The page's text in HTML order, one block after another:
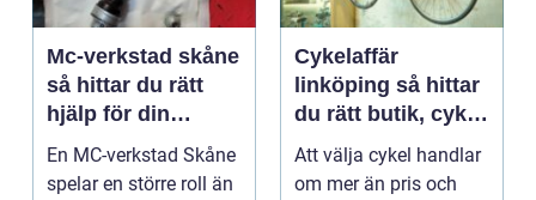
Mc-verkstad skåne
så hittar du rätt
hjälp för din
motorcykel
En MC-verkstad Skåne
spelar en större roll än
Cykelaffär
linköping så hittar
du rätt butik, cykel
och service
Att välja cykel handlar
om mer än pris och